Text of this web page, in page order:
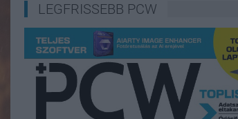
LEGFRISSEBB PCW